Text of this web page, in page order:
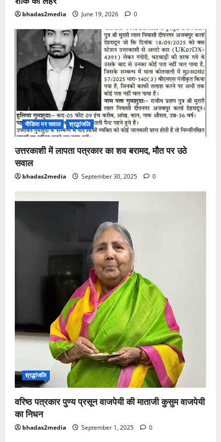
bhadas2media June 19, 2026 0
मीडिया पर सवाल श्रद्धांजलि
उत्तरकाशी में लापता पत्रकार का शव बरामद, मौत पर उठे
सवाल
bhadas2media September 30, 2025 0
श्रद्धांजलि
वरिष्ठ पत्रकार पुण्य प्रसून वाजपेयी की माताजी कुसुम वाजपेयी
का निधन
bhadas2media September 1, 2025 0